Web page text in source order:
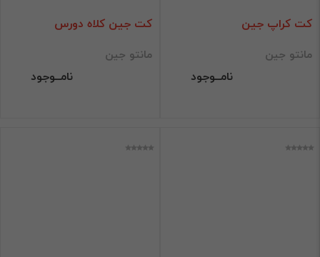
کت کراپ جین
مانتو جین
نامــوجود
کت جین کلاه دورس
مانتو جین
نامــوجود